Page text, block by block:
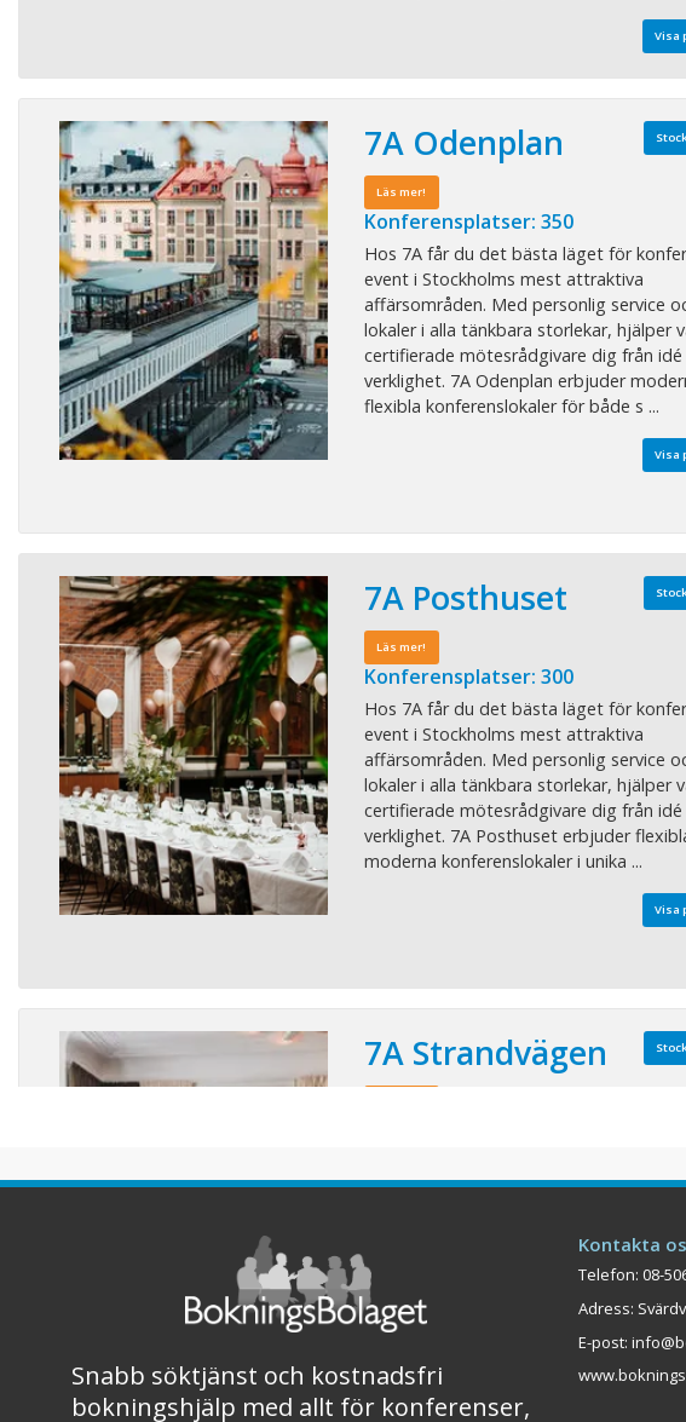
Visa
7A Odenplan
Läs mer!
Konferensplatser: 350
Hos 7A får du det bästa läget för
event i Stockholms mest attraktiva
affärsområden. Med personlig service
lokaler i alla tänkbara storlekar, hjälper
certifierade mötesrådgivare dig från idé
verklighet. 7A Odenplan erbjuder
flexibla konferenslokaler för både s ...
Visa
7A Posthuset
Läs mer!
Konferensplatser: 300
Hos 7A får du det bästa läget för
event i Stockholms mest attraktiva
affärsområden. Med personlig service
lokaler i alla tänkbara storlekar, hjälper
certifierade mötesrådgivare dig från idé
verklighet. 7A Posthuset erbjuder
moderna konferenslokaler i unika ...
Visa
7A Strandvägen
event i Stockholms mest attraktiva
lokaler i alla tänkbara storlekar, hjälper
certifierade mötesrådgivare dig från
verklighet. 7A Strandvägen är ett elegant
sekelskifteshus med klassisk interiör o ...
Snabb söktjänst och kostnadsfri
bokningshjälp med allt för konferenser,
Kontakta
Telefon: 08-
Adress:
E-post: